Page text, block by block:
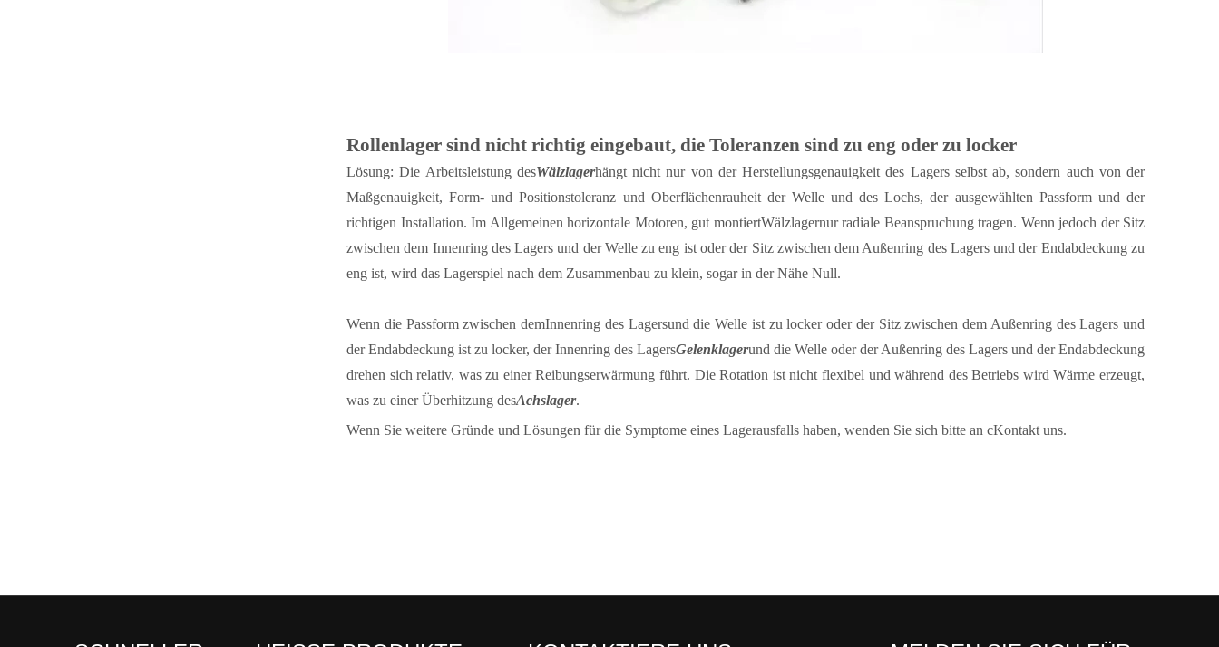
Rollenlager sind nicht richtig eingebaut, die Toleranzen sind zu eng oder zu locker
Lösung: Die Arbeitsleistung desWälzlagerhängt nicht nur von der Herstellungsgenauigkeit des Lagers selbst ab, sondern auch von der
Maßgenauigkeit, Form- und Positionstoleranz und Oberflächenrauheit der Welle und des Lochs, der ausgewählten Passform und der
richtigen Installation. Im Allgemeinen horizontale Motoren, gut montiertWälzlagernur radiale Beanspruchung tragen. Wenn jedoch der Sitz
zwischen dem Innenring des Lagers und der Welle zu eng ist oder der Sitz zwischen dem Außenring des Lagers und der Endabdeckung zu
eng ist, wird das Lagerspiel nach dem Zusammenbau zu klein, sogar in der Nähe Null.
Wenn die Passform zwischen demInnenring des Lagersund die Welle ist zu locker oder der Sitz zwischen dem Außenring des Lagers und
der Endabdeckung ist zu locker, der Innenring des LagersGelenklagerund die Welle oder der Außenring des Lagers und der Endabdeckung
drehen sich relativ, was zu einer Reibungserwärmung führt. Die Rotation ist nicht flexibel und während des Betriebs wird Wärme erzeugt,
was zu einer Überhitzung desAchslager.
Wenn Sie weitere Gründe und Lösungen für die Symptome eines Lagerausfalls haben, wenden Sie sich bitte an cKontakt uns.